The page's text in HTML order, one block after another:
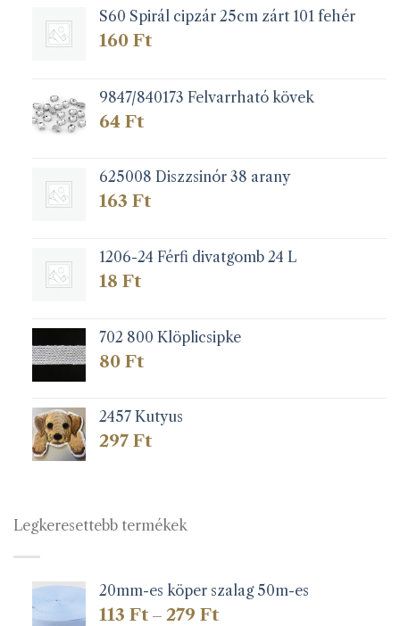
S60 Spirál cipzár 25cm zárt 101 fehér
160 Ft
9847/840173 Felvarrható kövek
64 Ft
625008 Diszzsinór 38 arany
163 Ft
1206-24 Férfi divatgomb 24 L
18 Ft
702 800 Klöplicsipke
80 Ft
2457 Kutyus
297 Ft
Legkeresettebb termékek
20mm-es köper szalag 50m-es
113 Ft – 279 FtÁrtartomány: